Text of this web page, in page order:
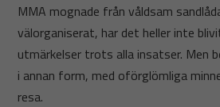
MMA mognade från våldsam
välorganiserat, har det heller inte
utmärkelser trots alla insatser. Men
i annan form, med oförglömliga
resa.